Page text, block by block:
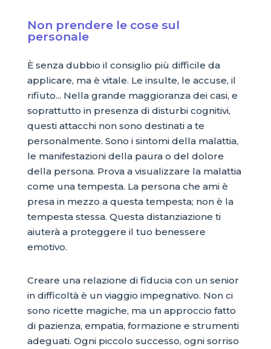
Non prendere le cose sul
personale
È senza dubbio il consiglio più difficile da
applicare, ma è vitale. Le insulte, le accuse, il
rifiuto... Nella grande maggioranza dei casi, e
soprattutto in presenza di disturbi cognitivi,
questi attacchi non sono destinati a te
personalmente. Sono i sintomi della malattia,
le manifestazioni della paura o del dolore
della persona. Prova a visualizzare la malattia
come una tempesta. La persona che ami è
presa in mezzo a questa tempesta; non è la
tempesta stessa. Questa distanziazione ti
aiuterà a proteggere il tuo benessere
emotivo.
Creare una relazione di fiducia con un senior
in difficoltà è un viaggio impegnativo. Non ci
sono ricette magiche, ma un approccio fatto
di pazienza, empatia, formazione e strumenti
adeguati. Ogni piccolo successo, ogni sorriso